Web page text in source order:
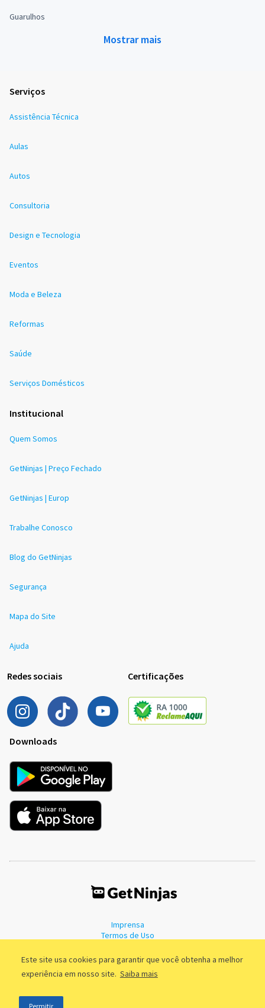
Este site usa cookies para garantir que você obtenha a melhor
experiência em nosso site. Saiba mais
Permitir
Guarulhos
Mostrar mais
Serviços
Assistência Técnica
Aulas
Autos
Consultoria
Design e Tecnologia
Eventos
Moda e Beleza
Reformas
Saúde
Serviços Domésticos
Institucional
Quem Somos
GetNinjas | Preço Fechado
GetNinjas | Europ
Trabalhe Conosco
Blog do GetNinjas
Segurança
Mapa do Site
Ajuda
Redes sociais Certificações
Downloads
Imprensa
Termos de Uso
©2011 - 2026, GetNinjas LTDA. CNPJ 55.744.877/0001-89 - Rua Dr.